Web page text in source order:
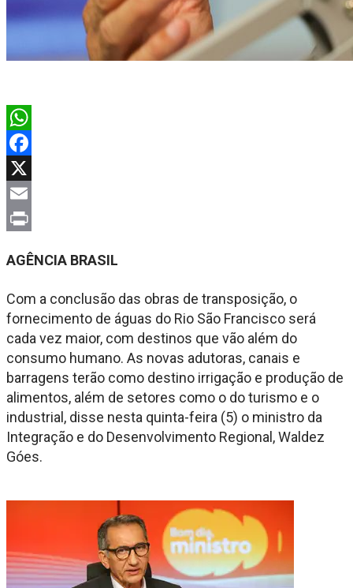
WhatsApp
Facebook
X
Email
AGÊNCIA BRASIL
Com a conclusão das obras de transposição, o
fornecimento de águas do Rio São Francisco será
cada vez maior, com destinos que vão além do
consumo humano. As novas adutoras, canais e
barragens terão como destino irrigação e produção de
alimentos, além de setores como o do turismo e o
industrial, disse nesta quinta-feira (5) o ministro da
Integração e do Desenvolvimento Regional, Waldez
Góes.